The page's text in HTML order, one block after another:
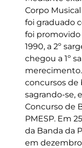
Corpo Musical
foi graduado
foi promovido
1990, a 2º
chegou a 1º
concursos de
sagrando-se,
Concurso de
PMESP. Em
da Banda da
em